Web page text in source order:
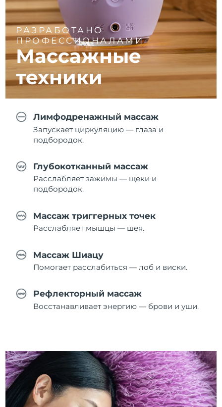
РАЗРАБОТАНО
ПРОФЕССИОНАЛАМИ
Массажные
техники
Лимфодренажный массаж
Запускает циркуляцию — глаза и
подбородок.
Глубокотканный массаж
Расслабляет зажимы — щеки и
подбородок.
Массаж триггерных точек
Расслабляет мышцы — шея.
Массаж Шиацу
Помогает расслабиться — лоб и виски.
Рефлекторный массаж
Восстанавливает энергию — брови и уши.